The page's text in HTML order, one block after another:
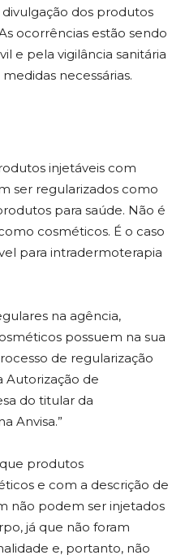
dos produtos
ocorrências estão sendo
e pela vigilância sanitária
necessárias.
injetáveis com
ser regularizados como
para saúde. Não é
cosméticos. É o caso
para intradermoterapia
na agência,
possuem na sua
de regularização
de
do titular da
Anvisa.”
produtos
e com a descrição de
não podem ser injetados
já que não foram
e, portanto, não